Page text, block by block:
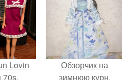
Lovin
70s.
Обзорчик на
зимнюю курн.